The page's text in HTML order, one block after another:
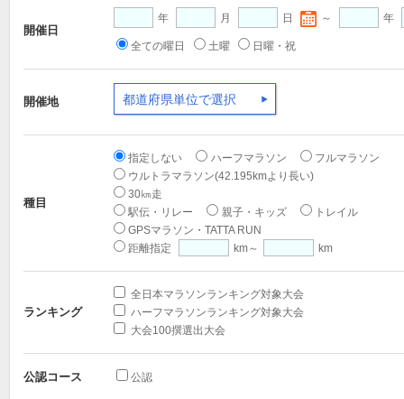
開催日
年 月 日 ～ 年
全ての曜日 土曜 日曜・祝
開催地 都道府県単位で選択
種目
指定しない ハーフマラソン
フルマラソン
ウルトラマラソン(42.195kmより長い)
30㎞走
駅伝・リレー
親子・キッズ
トレイル
GPSマラソン・TATTA RUN
距離指定
km～ km
ランキング
全日本マラソンランキング対象大会
ハーフマラソンランキング対象大会
大会100撰選出大会
公認コース 公認